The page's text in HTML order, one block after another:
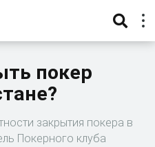
покер
закрытия покера в
Покерного клуба